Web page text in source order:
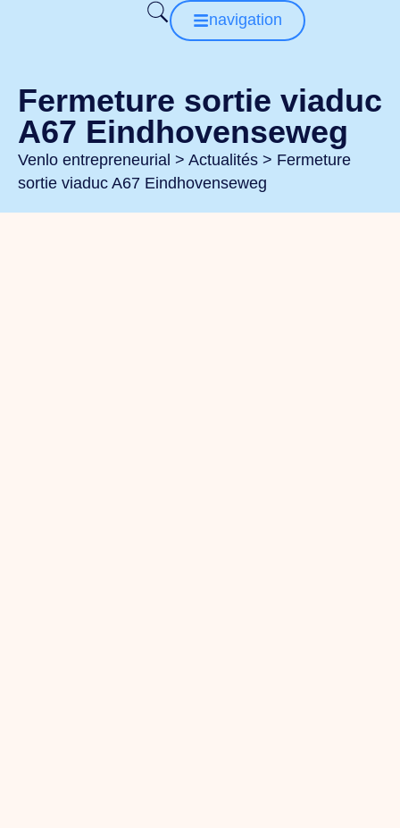
navigation
Fermeture sortie viaduc
A67 Eindhovenseweg
Venlo entrepreneurial > Actualités > Fermeture
sortie viaduc A67 Eindhovenseweg